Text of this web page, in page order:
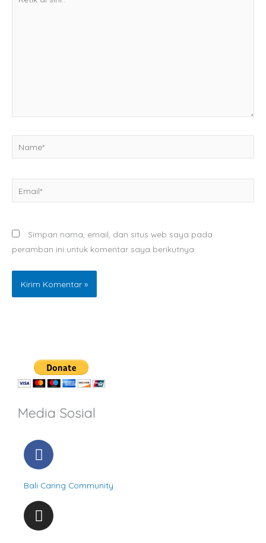
Simpan nama, email, dan situs web saya pada
peramban ini untuk komentar saya berikutnya.
Media Sosial
F
a
e
b
o
o
Bali Caring Community
I
n